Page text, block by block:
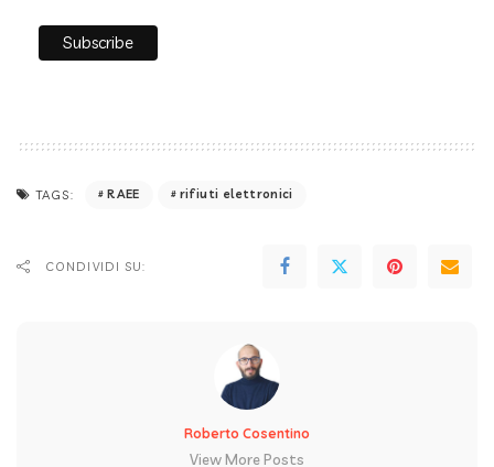
TAGS: RAEE rifiuti elettronici
CONDIVIDI SU:
Roberto Cosentino
View More Posts